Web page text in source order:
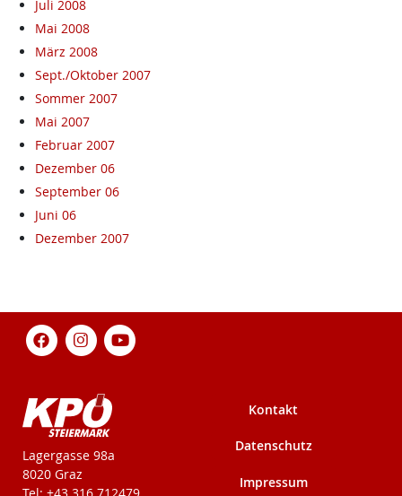
Juli 2008
Mai 2008
März 2008
Sept./Oktober 2007
Sommer 2007
Mai 2007
Februar 2007
Dezember 06
September 06
Juni 06
Dezember 2007
KPÖ-Steiermark
Lagergasse 98a
8020 Graz
Kontakt
Datenschutz
Impressum